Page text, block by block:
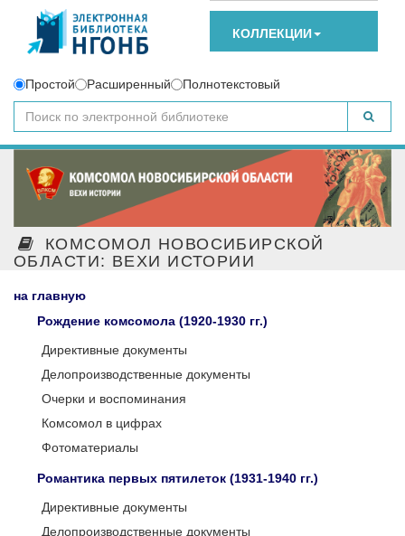
КОЛЛЕКЦИИ
Простой Расширенный Полнотекстовый
КОМСОМОЛ НОВОСИБИРСКОЙ
ОБЛАСТИ: ВЕХИ ИСТОРИИ
на главную
Рождение комсомола (1920-1930 гг.)
Директивные документы
Делопроизводственные документы
Очерки и воспоминания
Комсомол в цифрах
Фотоматериалы
Романтика первых пятилеток (1931-1940 гг.)
Директивные документы
Делопроизводственные документы